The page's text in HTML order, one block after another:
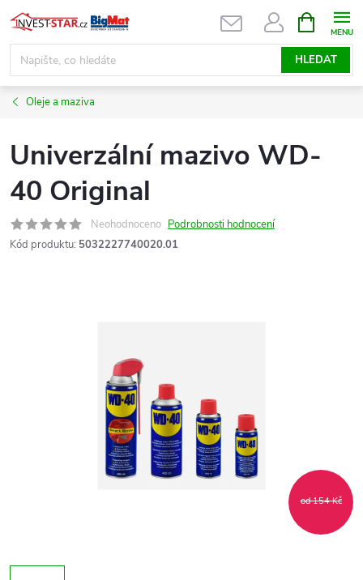
Přejít
na
obsah
HLEDAT
NÁKUPNÍ
KOŠÍK
Oleje a maziva
Univerzální mazivo WD-
40 Original
Neohodnoceno Podrobnosti hodnocení
Kód produktu: 5032227740020.01
od 154 Kč